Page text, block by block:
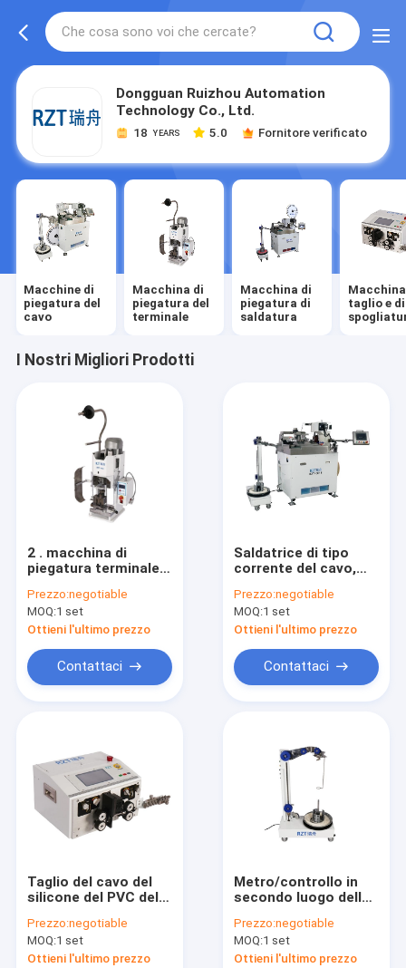
Dongguan Ruizhou Automation
Technology Co., Ltd.
18 YEARS 5.0 Fornitore verificato
Macchine di
piegatura del
cavo
Macchina di
piegatura del
terminale
Macchina di
piegatura di
saldatura
taglio e di
I Nostri Migliori Prodotti
2 . macchina di
piegatura terminale
per l'elaborazione del
cablaggio del cavo
Prezzo:negotiable
MOQ:1 set
Ottieni l'ultimo prezzo
Contattaci
Saldatrice di tipo
corrente del cavo,
piegatura terminale
pneumatica
Prezzo:negotiable
MOQ:1 set
Ottieni l'ultimo prezzo
Contattaci
Taglio del cavo del
silicone del PVC del
della macchina di
spogliatura alta
Prezzo:negotiable
MOQ:1 set
Ottieni l'ultimo prezzo
Metro/controllo in
secondo luogo della
dell'alimentatore del
cavo del cavo
elettrico automatico
Prezzo:negotiable
MOQ:1 set
Ottieni l'ultimo prezzo